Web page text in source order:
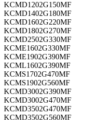
KCMD1202G150MF
KCMD1402G180MF
KCMD1602G220MF
KCMD1802G270MF
KCMD2502G330MF
KCME1602G330MF
KCME1902G390MF
KCML1602G390MF
KCMS1702G470MF
KCMS1902G560MF
KCMD3002G390MF
KCMD3002G470MF
KCMD3502G470MF
KCMD3502G560MF